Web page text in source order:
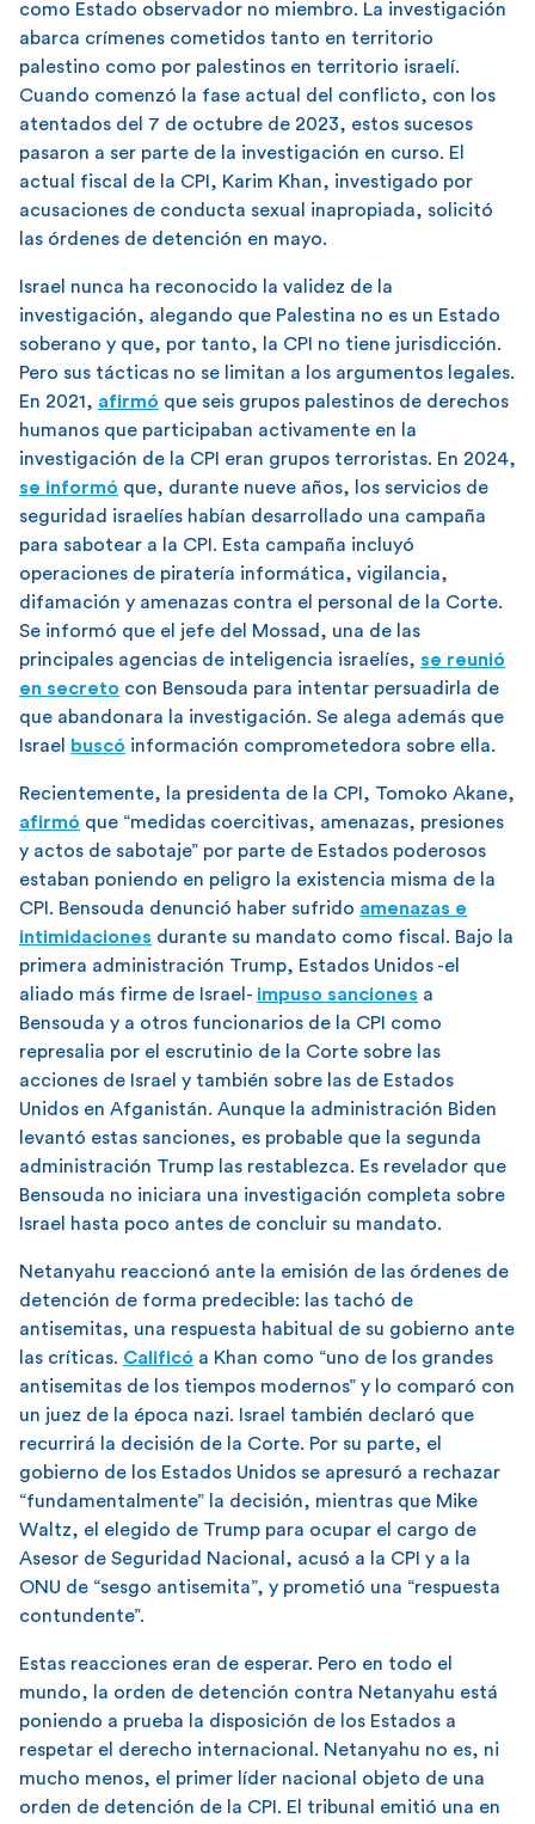
como Estado observador no miembro. La investigación
abarca crímenes cometidos tanto en territorio
palestino como por palestinos en territorio israelí.
Cuando comenzó la fase actual del conflicto, con los
atentados del 7 de octubre de 2023, estos sucesos
pasaron a ser parte de la investigación en curso. El
actual fiscal de la CPI, Karim Khan, investigado por
acusaciones de conducta sexual inapropiada, solicitó
las órdenes de detención en mayo.
Israel nunca ha reconocido la validez de la
investigación, alegando que Palestina no es un Estado
soberano y que, por tanto, la CPI no tiene jurisdicción.
Pero sus tácticas no se limitan a los argumentos legales.
En 2021, afirmó que seis grupos palestinos de derechos
humanos que participaban activamente en la
investigación de la CPI eran grupos terroristas. En 2024,
se informó que, durante nueve años, los servicios de
seguridad israelíes habían desarrollado una campaña
para sabotear a la CPI. Esta campaña incluyó
operaciones de piratería informática, vigilancia,
difamación y amenazas contra el personal de la Corte.
Se informó que el jefe del Mossad, una de las
principales agencias de inteligencia israelíes, se reunió
en secreto con Bensouda para intentar persuadirla de
que abandonara la investigación. Se alega además que
Israel
buscó información comprometedora sobre ella.
Recientemente, la presidenta de la CPI, Tomoko Akane,
afirmó que “medidas coercitivas, amenazas, presiones
y actos de sabotaje” por parte de Estados poderosos
estaban poniendo en peligro la existencia misma de la
CPI. Bensouda denunció haber sufrido amenazas e
intimidaciones durante su mandato como fiscal. Bajo la
primera administración Trump, Estados Unidos -el
aliado más firme de Israel- impuso sanciones a
Bensouda y a otros funcionarios de la CPI como
represalia por el escrutinio de la Corte sobre las
acciones de Israel y también sobre las de Estados
Unidos en Afganistán. Aunque la administración Biden
levantó estas sanciones, es probable que la segunda
administración Trump las restablezca. Es revelador que
Bensouda no iniciara una investigación completa sobre
Israel hasta poco antes de concluir su mandato.
Netanyahu reaccionó ante la emisión de las órdenes de
detención de forma predecible: las tachó de
antisemitas, una respuesta habitual de su gobierno ante
las críticas. Calificó a Khan como “uno de los grandes
antisemitas de los tiempos modernos” y lo comparó con
un juez de la época nazi. Israel también declaró que
recurrirá la decisión de la Corte. Por su parte, el
gobierno de los Estados Unidos se apresuró a rechazar
“fundamentalmente” la decisión, mientras que Mike
Waltz, el elegido de Trump para ocupar el cargo de
Asesor de Seguridad Nacional, acusó a la CPI y a la
ONU de “sesgo antisemita”, y prometió una “respuesta
contundente”.
Estas reacciones eran de esperar. Pero en todo el
mundo, la orden de detención contra Netanyahu está
poniendo a prueba la disposición de los Estados a
respetar el derecho internacional. Netanyahu no es, ni
mucho menos, el primer líder nacional objeto de una
orden de detención de la CPI. El tribunal emitió una en